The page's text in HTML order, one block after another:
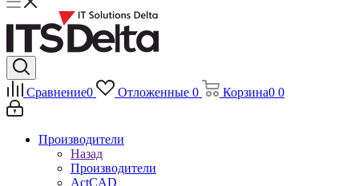
Сравнение0 Отложенные 0 Корзина0 0
Производители
Назад
Производители
ActCAD